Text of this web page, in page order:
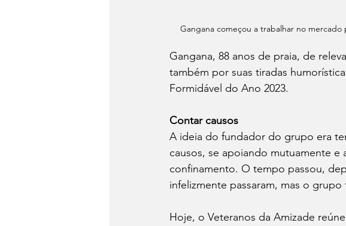
Gangana começou a trabalhar no mercado
Gangana, 88 anos de praia, de
também por suas tiradas
Formidável do Ano 2023.
Contar causos
A ideia do fundador do grupo era
causos, se apoiando mutuamente
confinamento. O tempo passou,
infelizmente passaram, mas o
Hoje, o Veteranos da Amizade